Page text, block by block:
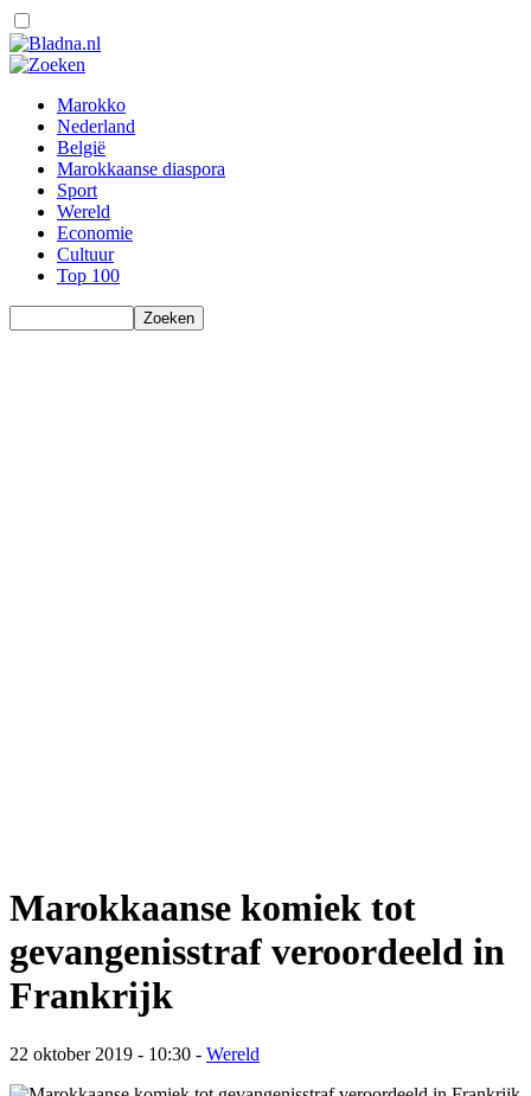
Marokko
Nederland
België
Marokkaanse diaspora
Sport
Wereld
Economie
Cultuur
Top 100
Marokkaanse komiek tot
gevangenisstraf veroordeeld in
Frankrijk
22 oktober 2019 - 10:30 - Wereld